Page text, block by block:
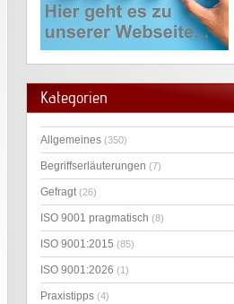
Kategorien
Allgemeines (350)
Begriffserläuterungen (7)
Gefragt (26)
ISO 9001 pragmatisch (8)
ISO 9001:2015 (85)
ISO 9001:2026 (1)
Praxistipps (4)